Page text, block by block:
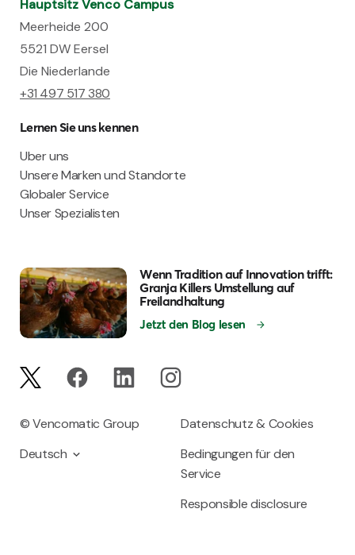
Hauptsitz Venco Campus
Meerheide 200
5521 DW Eersel
Die Niederlande
+31 497 517 380
Lernen Sie uns kennen
Uber uns
Unsere Marken und Standorte
Globaler Service
Unser Spezialisten
Wenn Tradition auf Innovation trifft:
Granja Killers Umstellung auf
Freilandhaltung
Jetzt den Blog lesen
© Vencomatic Group
Deutsch
Datenschutz & Cookies
Bedingungen für den
Service
Responsible disclosure